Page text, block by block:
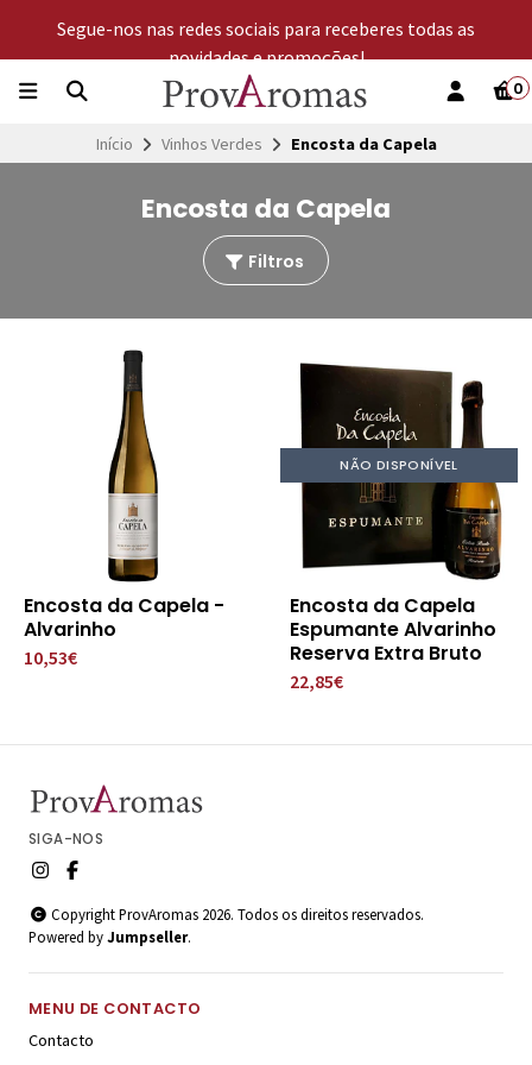
Segue-nos nas redes sociais para receberes todas as
novidades e promoções!
0
Início Vinhos Verdes Encosta da Capela
Encosta da Capela
Filtros
Encosta da Capela -
Alvarinho
10,53€
NÃO DISPONÍVEL
Encosta da Capela
Espumante Alvarinho
Reserva Extra Bruto
22,85€
SIGA-NOS
Copyright ProvAromas 2026. Todos os direitos reservados.
Powered byJumpseller.
MENU DE CONTACTO
Contacto